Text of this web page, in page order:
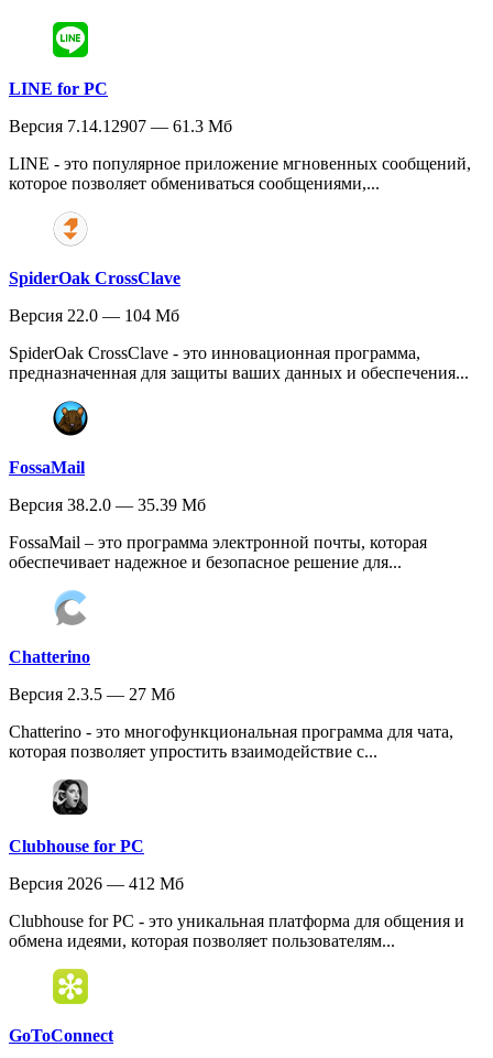
LINE for PC
Версия 7.14.12907 — 61.3 Мб
LINE - это популярное приложение мгновенных сообщений,
которое позволяет обмениваться сообщениями,...
SpiderOak CrossClave
Версия 22.0 — 104 Мб
SpiderOak CrossClave - это инновационная программа,
предназначенная для защиты ваших данных и обеспечения...
FossaMail
Версия 38.2.0 — 35.39 Мб
FossaMail – это программа электронной почты, которая
обеспечивает надежное и безопасное решение для...
Chatterino
Версия 2.3.5 — 27 Мб
Chatterino - это многофункциональная программа для чата,
которая позволяет упростить взаимодействие с...
Clubhouse for PC
Версия 2026 — 412 Мб
Clubhouse for PC - это уникальная платформа для общения и
обмена идеями, которая позволяет пользователям...
GoToConnect